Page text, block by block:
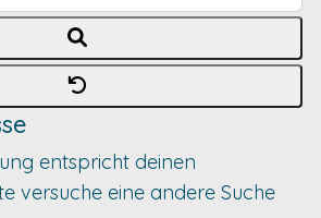
entspricht deinen
versuche eine andere Suche